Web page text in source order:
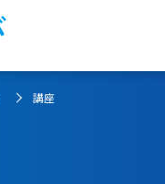
講座